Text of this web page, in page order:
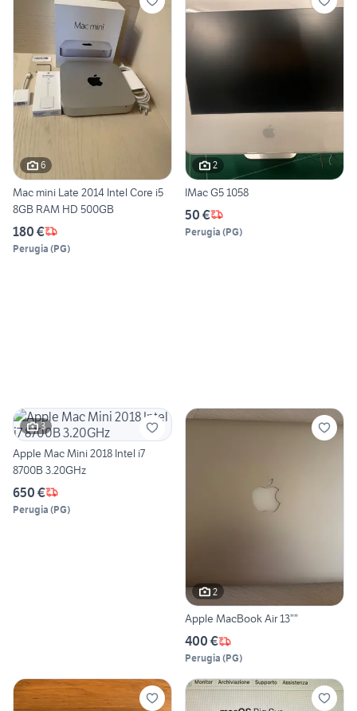
6
Mac mini Late 2014 Intel Core i5
8GB RAM HD 500GB
180 €
Perugia (PG)
2
IMac G5 1058
50 €
Perugia (PG)
3
Apple Mac Mini 2018 Intel i7
8700B 3.20GHz
650 €
Perugia (PG)
2
Apple MacBook Air 13””
400 €
Perugia (PG)